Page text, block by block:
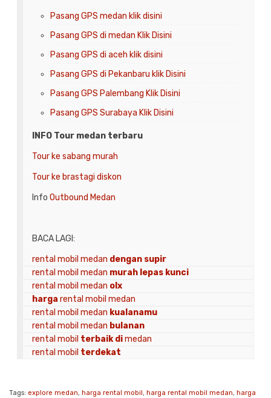
Pasang GPS medan klik disini
Pasang GPS di medan Klik Disini
Pasang GPS di aceh klik disini
Pasang GPS di Pekanbaru klik Disini
Pasang GPS Palembang Klik Disini
Pasang GPS Surabaya Klik Disini
INFO Tour medan terbaru
Tour ke sabang murah
Tour ke brastagi diskon
Info Outbound Medan
BACA LAGI:
rental mobil medan dengan supir
rental mobil medan murah lepas kunci
rental mobil medan olx
harga rental mobil medan
rental mobil medan kualanamu
rental mobil medan bulanan
rental mobil terbaik dimedan
rental mobil terdekat
Tags: explore medan, harga rental mobil , harga rental mobil medan, harga